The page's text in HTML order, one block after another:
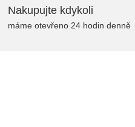
Nakupujte kdykoli
máme otevřeno 24 hodin denně